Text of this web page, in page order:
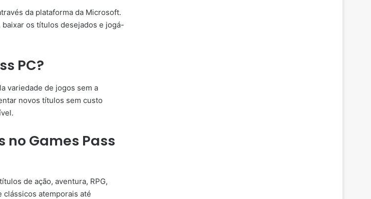
da plataforma da Microsoft.
os títulos desejados e jogá-
PC?
variedade de jogos sem a
novos títulos sem custo
no Games Pass
de ação, aventura, RPG,
clássicos atemporais até